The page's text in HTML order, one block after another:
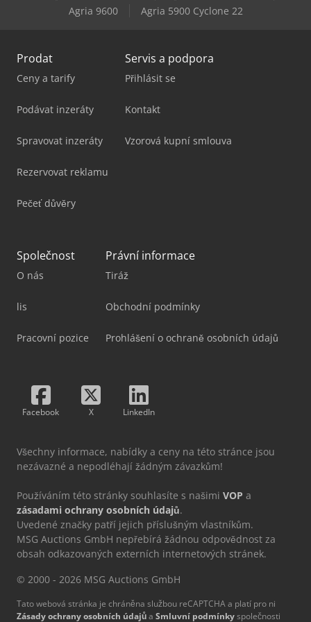
Gildemeister Nef 710
Agria 9600
Agria 5900 Cyclone 22
Prodat
Ceny a tarify
Podávat inzeráty
Spravovat inzeráty
Rezervovat reklamu
Pečeť důvěry
Servis a podpora
Přihlásit se
Kontakt
Vzorová kupní smlouva
Společnost
O nás
lis
Pracovní pozice
Právní informace
Tiráž
Obchodní podmínky
Prohlášení o ochraně osobních údajů
Facebook X LinkedIn
Všechny informace, nabídky a ceny na této stránce jsou
nezávazné a nepodléhají žádným závazkům!
Používáním této stránky souhlasíte s našimi VOP a
zásadami ochrany osobních údajů.
Uvedené značky patří jejich příslušným vlastníkům.
MSG Auctions GmbH nepřebírá žádnou odpovědnost za
obsah odkazovaných externích internetových stránek.
© 2000 - 2026 MSG Auctions GmbH
Tato webová stránka je chráněna službou reCAPTCHA a platí pro ni
Zásady ochrany osobních údajůa Smluvní podmínkyspolečnosti